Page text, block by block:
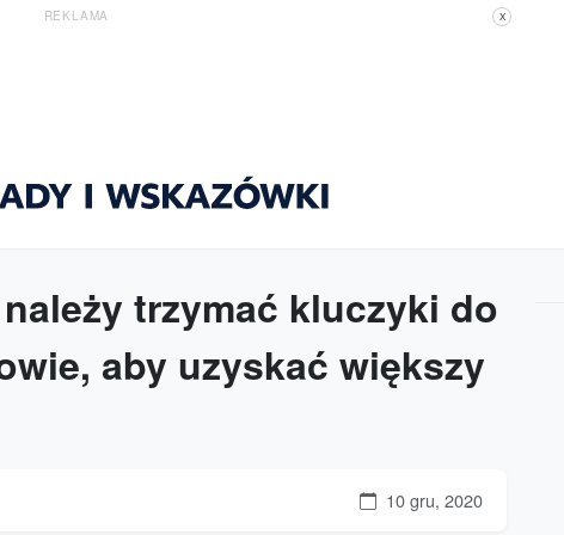
REKLAMA X
trzymać kluczyki do
aby uzyskać większy
10 gru, 2020